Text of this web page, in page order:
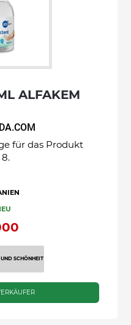
ALFAKEM
für das Produkt
SCHÖNHEIT